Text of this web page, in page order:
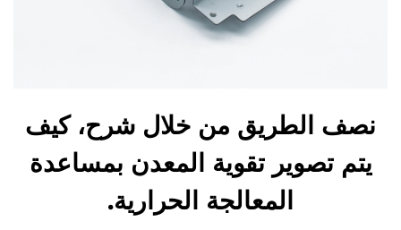
نصف الطريق من خلال شرح، كيف
يتم تصوير تقوية المعدن بمساعدة
المعالجة الحرارية.